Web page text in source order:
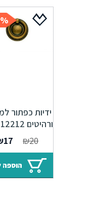
ידיות כפתור
מ"מ ברונזה
M09
₪20
17
הוספה